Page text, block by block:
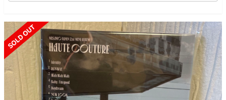
SOLD OUT